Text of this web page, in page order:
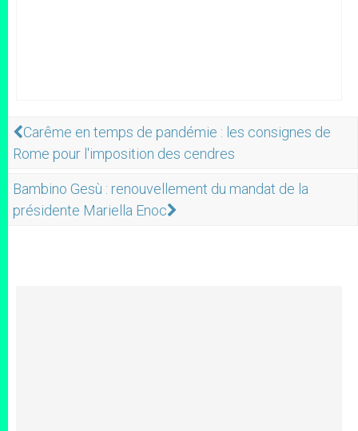
Carême en temps de pandémie : les consignes de
Rome pour l'imposition des cendres
Bambino Gesù : renouvellement du mandat de la
présidente Mariella Enoc